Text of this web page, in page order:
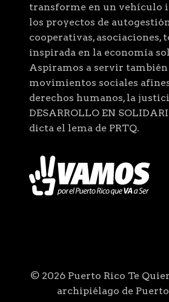
transforme en un vehículo
los proyectos de
cooperativas, asociaciones,
inspirada en la economía
Aspiramos a servir también
movimientos sociales
derechos humanos, la
DESARROLLO EN
dicta el lema de PRTQ.
© 2026 Puerto Rico Te
archipiélago de